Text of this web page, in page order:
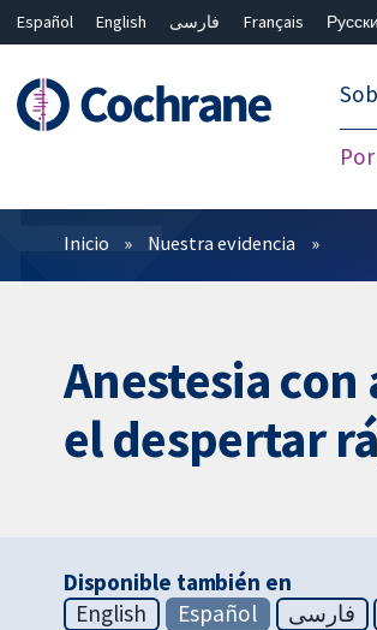
Español English فارسی Français
Filtros
Inicio Nuestra evidencia
Anestesia
el despertar
Disponible también en
English
Español فارسی